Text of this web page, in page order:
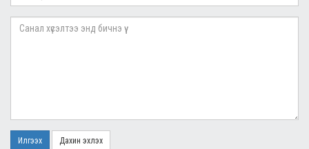
Илгээх Дахин эхлэх